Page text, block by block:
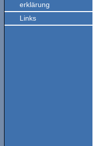
erklärung
Links